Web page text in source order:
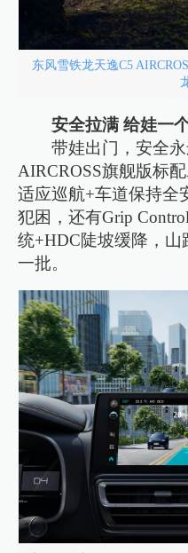
东风雪铁龙天逸C5
安全拉满 给娃一
带娃出门，安全
AIRCROSS旗舰版标
适应巡航+车道保持全
犯困，还有Grip
统+HDC陡坡缓降，
一批。